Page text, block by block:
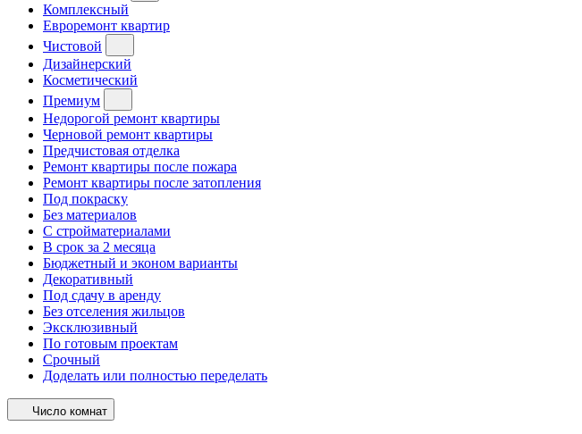
Комплексный
Евроремонт квартир
Чистовой
Дизайнерский
Косметический
Премиум
Недорогой ремонт квартиры
Черновой ремонт квартиры
Предчистовая отделка
Ремонт квартиры после пожара
Ремонт квартиры после затопления
Под покраску
Без материалов
С стройматериалами
В срок за 2 месяца
Бюджетный и эконом варианты
Декоративный
Под сдачу в аренду
Без отселения жильцов
Эксклюзивный
По готовым проектам
Срочный
Доделать или полностью переделать
Число комнат